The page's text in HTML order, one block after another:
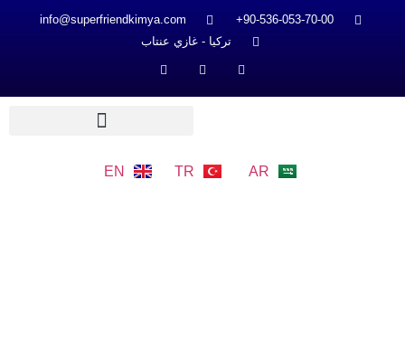
90-536-053-70-00+
info@superfriendkimya.com
تركيا - غازي عنتاب
AR
TR
EN